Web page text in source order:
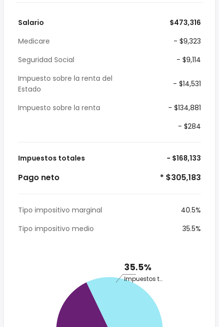
Salario
$473,316
Medicare
- $9,323
Seguridad Social
- $9,114
Impuesto sobre la renta del
Estado
- $14,531
Impuesto sobre la renta
- $134,881
- $284
Impuestos totales - $168,133
Pago neto * $305,183
Tipo impositivo marginal
40.5%
Tipo impositivo medio
35.5%
35.5%
Impuestos totales